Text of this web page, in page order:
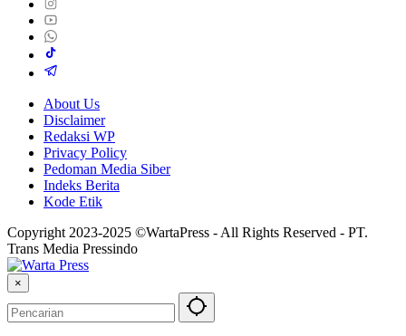
About Us
Disclaimer
Redaksi WP
Privacy Policy
Pedoman Media Siber
Indeks Berita
Kode Etik
Copyright 2023-2025 ©WartaPress - All Rights Reserved - PT.
Trans Media Pressindo
×